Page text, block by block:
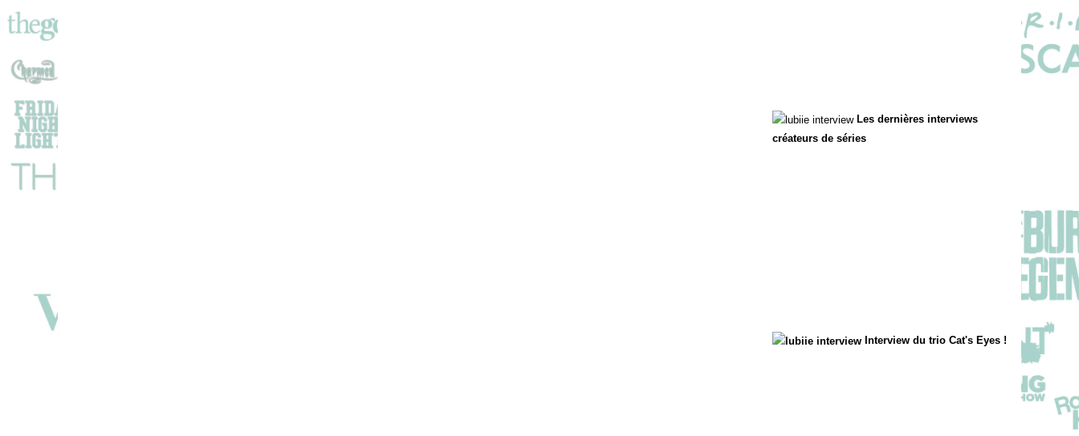
Les dernières interviews
créateurs de séries
Interview du trio Cat's Eyes !